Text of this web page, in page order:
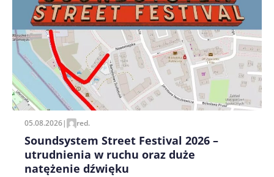
Zapamiętaj moje dane w tej przeglądarce podczas
pisania kolejnych komentarzy.
05.08.2026| red.
Soundsystem Street Festival 2026 –
utrudnienia w ruchu oraz duże
natężenie dźwięku